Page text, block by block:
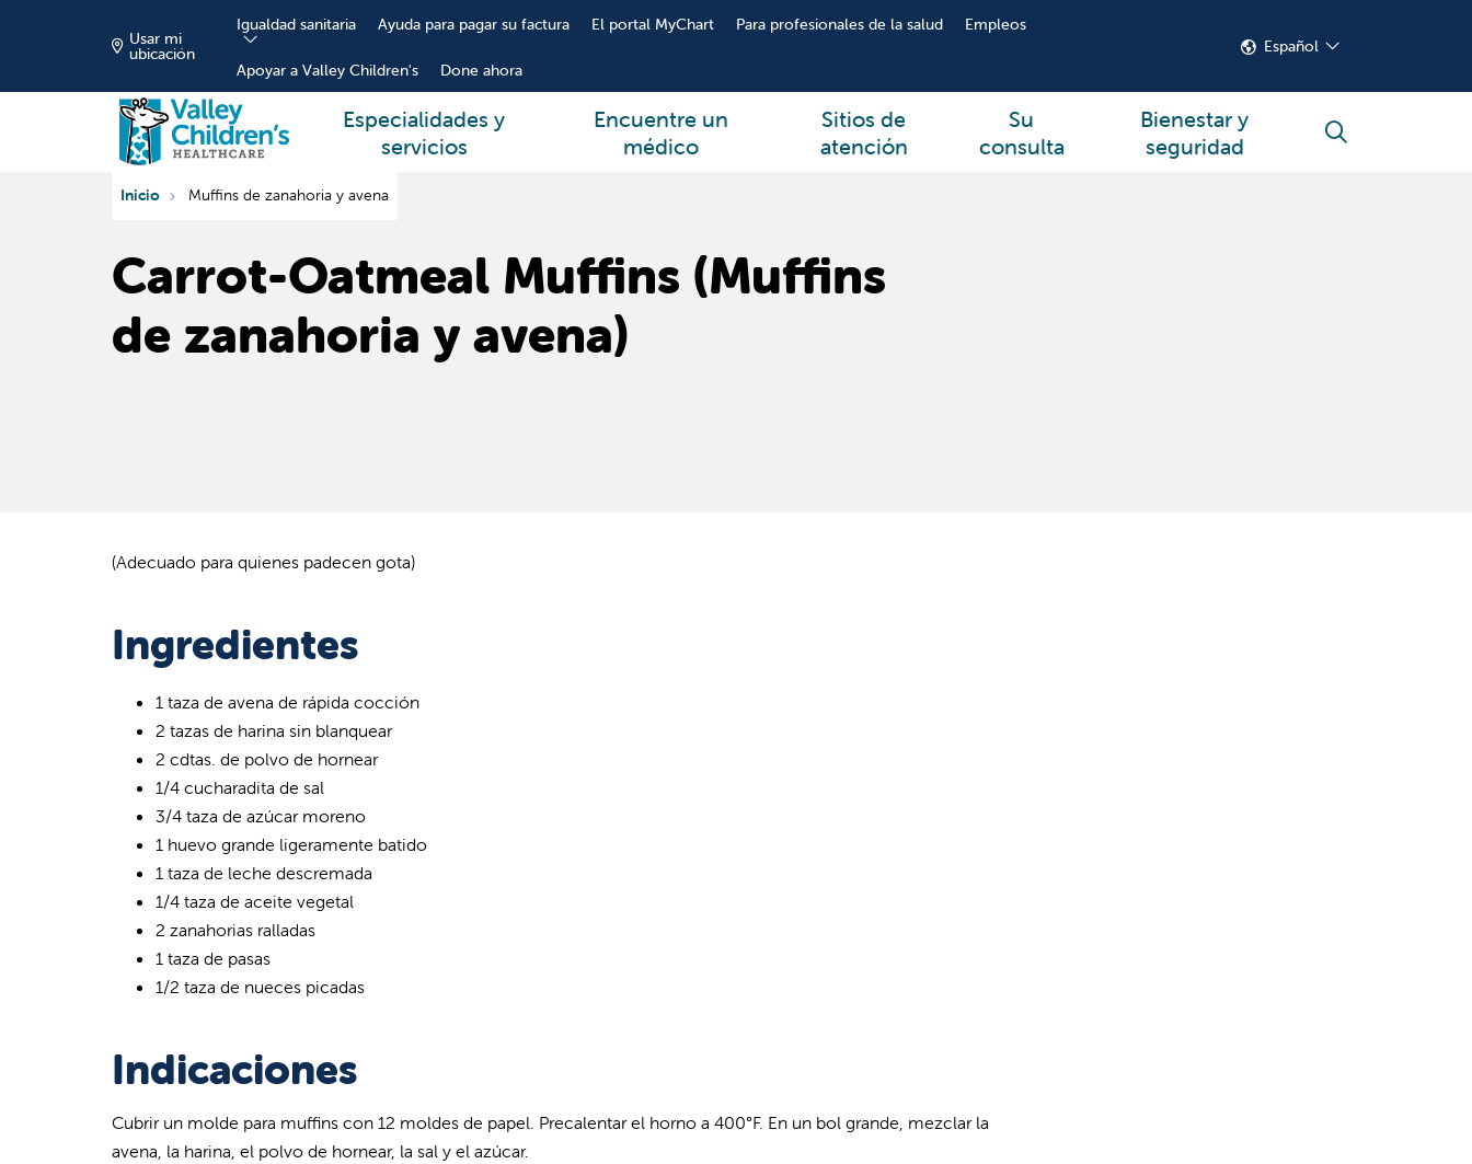
Usar mi
ubicación
Igualdad sanitaria Ayuda para pagar su factura El portal MyChart Para profesionales de la salud Empleos
Apoyar a Valley Children's Done ahora
Español
Especialidades y
servicios
Encuentre un
médico
Sitios de
atención
Su
consulta
Bienestar y
seguridad
buscar
Inicio Muffins de zanahoria y avena
Carrot-Oatmeal Muffins (Muffins
de zanahoria y avena)
(Adecuado para quienes padecen gota)
Ingredientes
1 taza de avena de rápida cocción
2 tazas de harina sin blanquear
2 cdtas. de polvo de hornear
1/4 cucharadita de sal
3/4 taza de azúcar moreno
1 huevo grande ligeramente batido
1 taza de leche descremada
1/4 taza de aceite vegetal
2 zanahorias ralladas
1 taza de pasas
1/2 taza de nueces picadas
Indicaciones
Cubrir un molde para muffins con 12 moldes de papel. Precalentar el horno a 400°F. En un bol grande, mezclar la
avena, la harina, el polvo de hornear, la sal y el azúcar.